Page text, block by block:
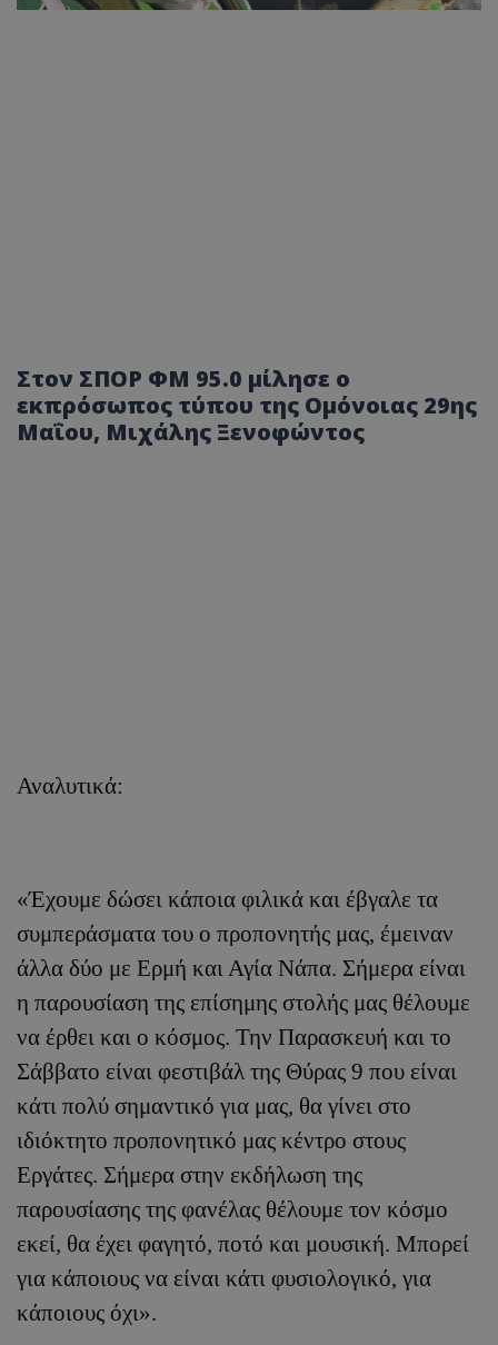
Στον ΣΠΟΡ ΦΜ 95.0 μίλησε ο
εκπρόσωπος τύπου της Ομόνοιας 29ης
Μαΐου, Μιχάλης Ξενοφώντος
Αναλυτικά:
«Έχουμε δώσει κάποια φιλικά και έβγαλε τα
συμπεράσματα του ο προπονητής μας, έμειναν
άλλα δύο με Ερμή και Αγία Νάπα. Σήμερα είναι
η παρουσίαση της επίσημης στολής μας θέλουμε
να έρθει και ο κόσμος. Την Παρασκευή και το
Σάββατο είναι φεστιβάλ της Θύρας 9 που είναι
κάτι πολύ σημαντικό για μας, θα γίνει στο
ιδιόκτητο προπονητικό μας κέντρο στους
Εργάτες. Σήμερα στην εκδήλωση της
παρουσίασης της φανέλας θέλουμε τον κόσμο
εκεί, θα έχει φαγητό, ποτό και μουσική. Μπορεί
για κάποιους να είναι κάτι φυσιολογικό, για
κάποιους όχι».